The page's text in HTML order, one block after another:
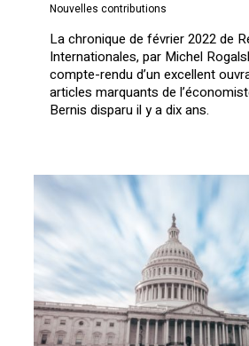
Votre panier
Retourner à
librairie
Nouvelles contributions
La chronique de février 2022 de
Internationales, par Michel
compte-rendu d’un excellent
articles marquants de
Bernis disparu il y a dix ans.